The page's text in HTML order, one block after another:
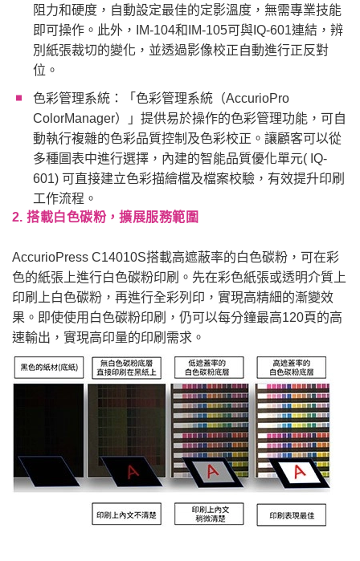
阻力和硬度，自動設定最佳的定影溫度，無需專業技能
即可操作。此外，IM-104和IM-105可與IQ-601連結，辨
別紙張裁切的變化，並透過影像校正自動進行正反對
位。
色彩管理系統：「色彩管理系統（AccurioPro
ColorManager）」提供易於操作的色彩管理功能，可自
動執行複雜的色彩品質控制及色彩校正。讓顧客可以從
多種圖表中進行選擇，內建的智能品質優化單元( IQ-
601) 可直接建立色彩描繪檔及檔案校驗，有效提升印刷
工作流程。
2. 搭載白色碳粉，擴展服務範圍
AccurioPress C14010S搭載高遮蔽率的白色碳粉，可在彩
色的紙張上進行白色碳粉印刷。先在彩色紙張或透明介質上
印刷上白色碳粉，再進行全彩列印，實現高精細的漸變效
果。即使使用白色碳粉印刷，仍可以每分鐘最高120頁的高
速輸出，實現高印量的印刷需求。